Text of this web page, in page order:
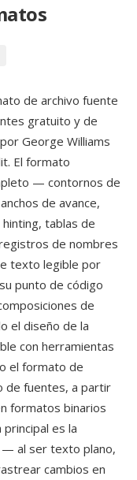
de archivo fuente
gratuito y de
George Williams
El formato
— contornos de
de avance,
tablas de
de nombres
texto legible por
punto de código
de
el diseño de la
con herramientas
el formato de
de fuentes, a partir
formatos binarios
principal es la
— al ser texto plano,
cambios en